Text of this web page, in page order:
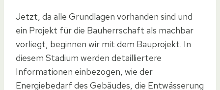
Jetzt, da alle Grundlagen vorhanden sind und
ein Projekt für die Bauherrschaft als machbar
vorliegt, beginnen wir mit dem Bauprojekt. In
diesem Stadium werden detailliertere
Informationen einbezogen, wie der
Energiebedarf des Gebäudes, die Entwässerung